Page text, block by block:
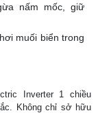
nấm mốc, giữ
muối biển trong
Inverter 1 chiều
Không chỉ sở hữu